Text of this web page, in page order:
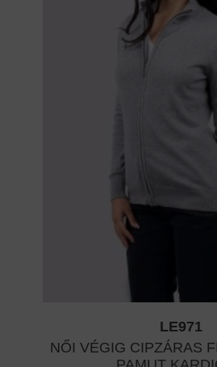
LE971
NŐI VÉGIG CIPZÁRAS